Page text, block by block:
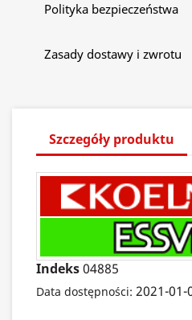
Polityka bezpieczeństwa
Zasady dostawy i zwrotu
Szczegóły produktu
Indeks04885
Data dostępności: 2021-01-